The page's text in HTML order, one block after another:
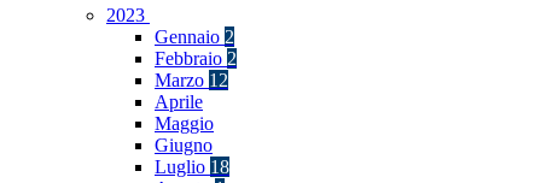
2023
Gennaio 2
Febbraio 2
Marzo 12
Aprile
Maggio
Giugno
Luglio 18